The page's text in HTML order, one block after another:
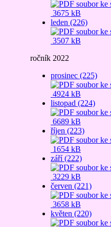
3675 kB
leden (226)
3507 kB
ročník 2022
prosinec (225)
4924 kB
listopad (224)
6689 kB
říjen (223)
1654 kB
září (222)
3229 kB
červen (221)
3658 kB
květen (220)